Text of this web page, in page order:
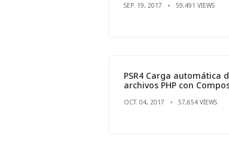
SEP. 19, 2017 59,491 VIEWS
PSR4 Carga automática
archivos PHP con
OCT. 04, 2017 57,654 VIEWS